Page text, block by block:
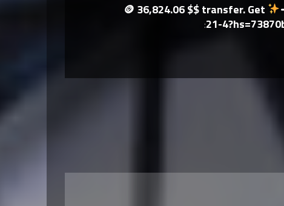
🪙 36,824.06 $$ transfer. Get
21-